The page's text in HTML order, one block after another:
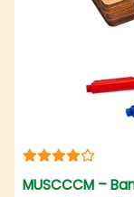
MUSCCCM –